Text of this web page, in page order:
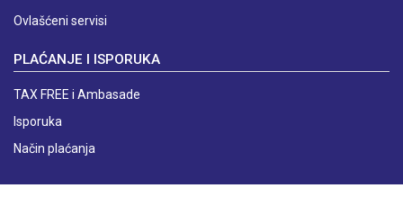
Ovlašćeni servisi
PLAĆANJE I ISPORUKA
TAX FREE i Ambasade
Isporuka
Način plaćanja